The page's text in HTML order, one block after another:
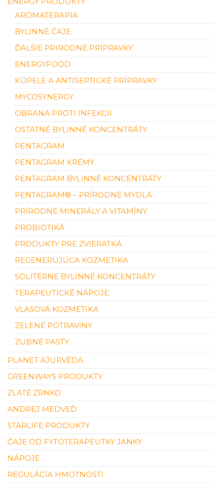
AROMATERAPIA
BYLINNÉ ČAJE
ĎALŠIE PRIRODNÉ PRÍPRAVKY
ENERGYFOOD
KÚPELE A ANTISEPTICKÉ PRÍPRAVKY
MYCOSYNERGY
OBRANA PROTI INFEKCII
OSTATNÉ BYLINNÉ KONCENTRÁTY
PENTAGRAM
PENTAGRAM KRÉMY
PENTAGRAM BYLINNÉ KONCENTRÁTY
PENTAGRAM® – PRÍRODNÉ MYDLÁ
PRÍRODNÉ MINERÁLY A VITAMÍNY
PROBIOTIKÁ
PRODUKTY PRE ZVIERATKÁ
REGENERUJÚCA KOZMETIKA
SOLITÉRNE BYLINNÉ KONCENTRÁTY
TERAPEUTICKÉ NÁPOJE
VLASOVÁ KOZMETIKA
ZELENÉ POTRAVINY
ZUBNÉ PASTY
PLANET AJURVÉDA
GREENWAYS PRODUKTY
ZLATÉ ZRNKO
ANDREJ MEDVEĎ
STARLIFE PRODUKTY
ČAJE OD FYTOTERAPEUTKY JANKY
NÁPOJE
REGULÁCIA HMOTNOSTI